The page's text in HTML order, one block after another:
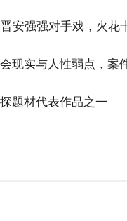
安强强对手戏，火花
现实与人性弱点，案
题材代表作品之一